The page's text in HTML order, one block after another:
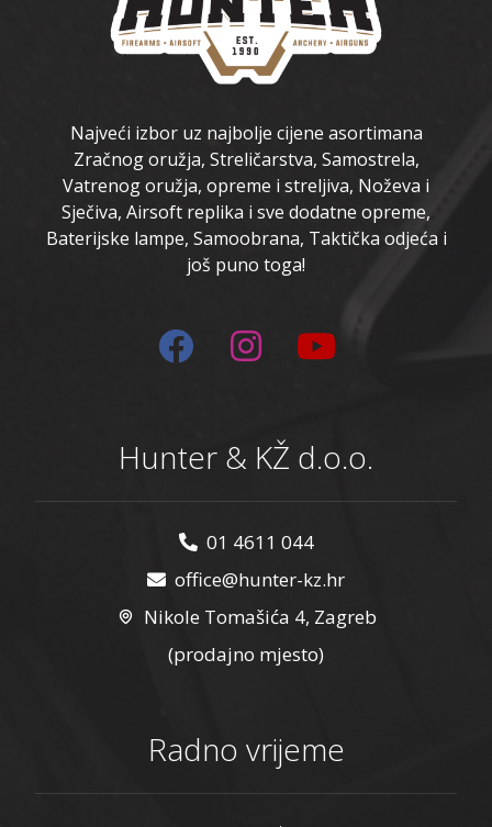
Najveći izbor uz najbolje cijene asortimana
Zračnog oružja, Streličarstva, Samostrela,
Vatrenog oružja, opreme i streljiva, Noževa i
Sječiva, Airsoft replika i sve dodatne opreme,
Baterijske lampe, Samoobrana, Taktička odjeća i
još puno toga!
Hunter & KŽ d.o.o.
01 4611 044
office@hunter-kz.hr
Nikole Tomašića 4, Zagreb
(prodajno mjesto)
Radno vrijeme